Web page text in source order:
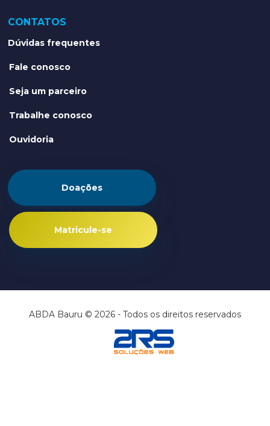
CONTATOS
Dúvidas frequentes
Fale conosco
Seja um parceiro
Trabalhe conosco
Ouvidoria
Doações
Matricule-se
ABDA Bauru © 2026 - Todos os direitos reservados